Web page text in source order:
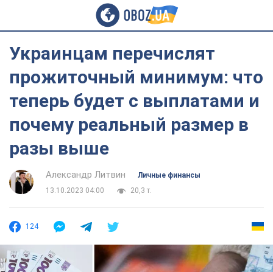
Украинцам перечислят
прожиточный минимум: что
теперь будет с выплатами и
почему реальный размер в
разы выше
Александр Литвин
Личные финансы
13.10.2023 04:00
20,3 т.
124